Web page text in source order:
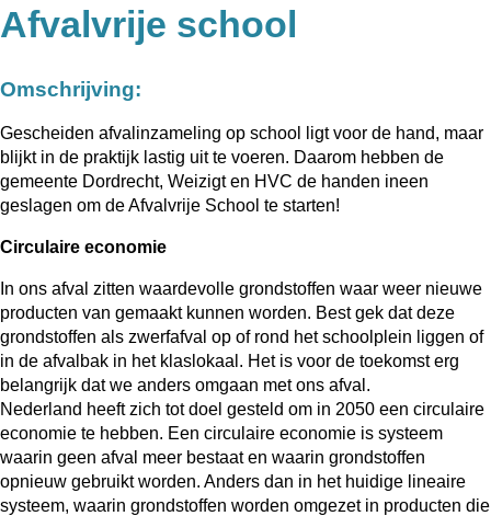
Afvalvrije school
Omschrijving:
Gescheiden afvalinzameling op school ligt voor de hand, maar
blijkt in de praktijk lastig uit te voeren. Daarom hebben de
gemeente Dordrecht, Weizigt en HVC de handen ineen
geslagen om de Afvalvrije School te starten!
Circulaire economie
In ons afval zitten waardevolle grondstoffen waar weer nieuwe
producten van gemaakt kunnen worden. Best gek dat deze
grondstoffen als zwerfafval op of rond het schoolplein liggen of
in de afvalbak in het klaslokaal. Het is voor de toekomst erg
belangrijk dat we anders omgaan met ons afval.
Nederland heeft zich tot doel gesteld om in 2050 een circulaire
economie te hebben. Een circulaire economie is systeem
waarin geen afval meer bestaat en waarin grondstoffen
opnieuw gebruikt worden. Anders dan in het huidige lineaire
systeem, waarin grondstoffen worden omgezet in producten die